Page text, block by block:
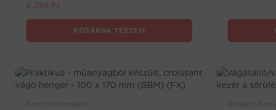
6.390 Ft
KOSÁRBA TESZEM